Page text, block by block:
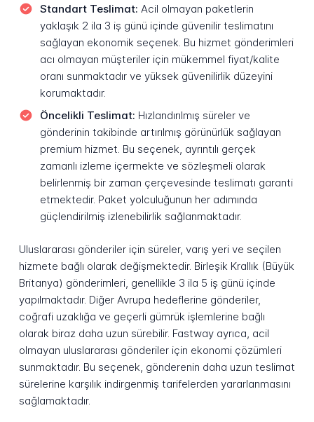
Standart Teslimat: Acil olmayan paketlerin
yaklaşık 2 ila 3 iş günü içinde güvenilir teslimatını
sağlayan ekonomik seçenek. Bu hizmet gönderimleri
acı olmayan müşteriler için mükemmel fiyat/kalite
oranı sunmaktadır ve yüksek güvenilirlik düzeyini
korumaktadır.
Öncelikli Teslimat: Hızlandırılmış süreler ve
gönderinin takibinde artırılmış görünürlük sağlayan
premium hizmet. Bu seçenek, ayrıntılı gerçek
zamanlı izleme içermekte ve sözleşmeli olarak
belirlenmiş bir zaman çerçevesinde teslimatı garanti
etmektedir. Paket yolculuğunun her adımında
güçlendirilmiş izlenebilirlik sağlanmaktadır.
Uluslararası gönderiler için süreler, varış yeri ve seçilen
hizmete bağlı olarak değişmektedir. Birleşik Krallık (Büyük
Britanya) gönderimleri, genellikle 3 ila 5 iş günü içinde
yapılmaktadır. Diğer Avrupa hedeflerine gönderiler,
coğrafi uzaklığa ve geçerli gümrük işlemlerine bağlı
olarak biraz daha uzun sürebilir. Fastway ayrıca, acil
olmayan uluslararası gönderiler için ekonomi çözümleri
sunmaktadır. Bu seçenek, gönderenin daha uzun teslimat
sürelerine karşılık indirgenmiş tarifelerden yararlanmasını
sağlamaktadır.